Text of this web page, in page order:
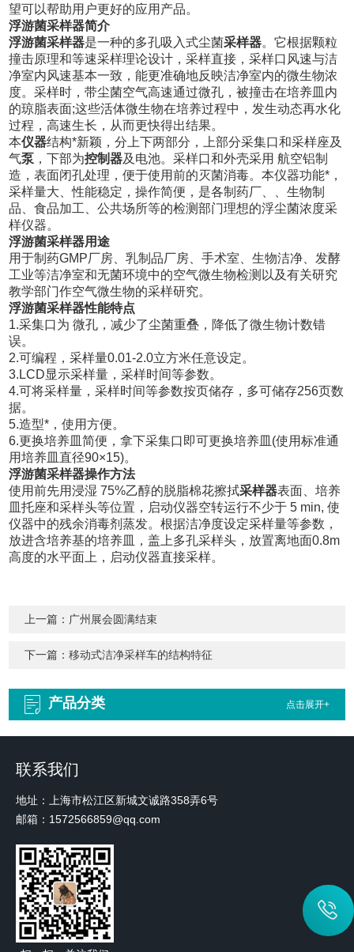
望可以帮助用户更好的应用产品。
浮游菌采样器简介
浮游菌采样器是一种的多孔吸入式尘菌采样器。它根据颗粒
撞击原理和等速采样理论设计，采样直接，采样口风速与洁
净室内风速基本一致，能更准确地反映洁净室内的微生物浓
度。采样时，带尘菌空气高速通过微孔，被撞击在培养皿内
的琼脂表面;这些活体微生物在培养过程中，发生动态再水化
过程，高速生长，从而更快得出结果。
本仪器结构*新颖，分上下两部分，上部分采集口和采样座及
气泵 ，下部为控制器及电池。采样口和外壳采用 航空铝制
造，表面闭孔处理，便于使用前的灭菌消毒。本仪器功能*，
采样量大、性能稳定，操作简便，是各制药厂、、生物制
品、食品加工、公共场所等的检测部门理想的浮尘菌浓度采
样仪器。
浮游菌采样器用途
用于制药GMP厂房、乳制品厂房、手术室、生物洁净、发酵
工业等洁净室和无菌环境中的空气微生物检测以及有关研究
教学部门作空气微生物的采样研究。
浮游菌采样器性能特点
1.采集口为 微孔，减少了尘菌重叠，降低了微生物计数错
误。
2.可编程，采样量0.01-2.0立方米任意设定。
3.LCD显示采样量，采样时间等参数。
4.可将采样量，采样时间等参数按页储存，多可储存256页数
据。
5.造型*，使用方便。
6.更换培养皿简便，拿下采集口即可更换培养皿(使用标准通
用培养皿直径90×15)。
浮游菌采样器操作方法
使用前先用浸湿 75%乙醇的脱脂棉花擦拭采样器表面、培养
皿托座和采样头等位置，启动仪器空转运行不少于 5 min, 使
仪器中的残余消毒剂蒸发。根据洁净度设定采样量等参数，
放进含培养基的培养皿，盖上多孔采样头，放置离地面0.8m
高度的水平面上，启动仪器直接采样。
上一篇： 广州展会圆满结束
下一篇：移动式洁净采样车的结构特征
产品分类 点击展开+
联系我们
地址：上海市松江区新城文诚路358弄6号
邮箱：1572566859@qq.com